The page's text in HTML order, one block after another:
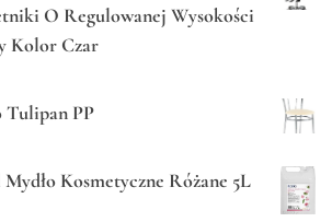
O Regulowanej Wysokości
Kolor Czar
Tulipan PP
Kosmetyczne Różane 5L